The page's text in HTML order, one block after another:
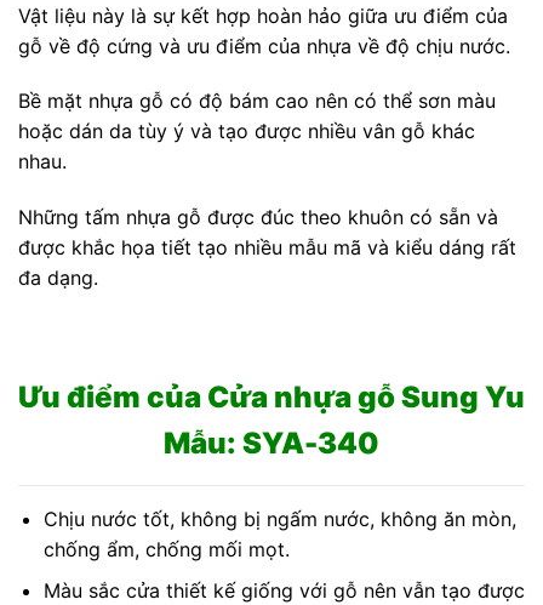
Vật liệu này là sự kết hợp hoàn hảo giữa ưu điểm của
gỗ về độ cứng và ưu điểm của nhựa về độ chịu nước.
Bề mặt nhựa gỗ có độ bám cao nên có thể sơn màu
hoặc dán da tùy ý và tạo được nhiều vân gỗ khác
nhau.
Những tấm nhựa gỗ được đúc theo khuôn có sẵn và
được khắc họa tiết tạo nhiều mẫu mã và kiểu dáng rất
đa dạng.
Ưu điểm của Cửa nhựa gỗ Sung Yu
Mẫu: SYA-340
Chịu nước tốt, không bị ngấm nước, không ăn mòn,
chống ẩm, chống mối mọt.
Màu sắc cửa thiết kế giống với gỗ nên vẫn tạo được